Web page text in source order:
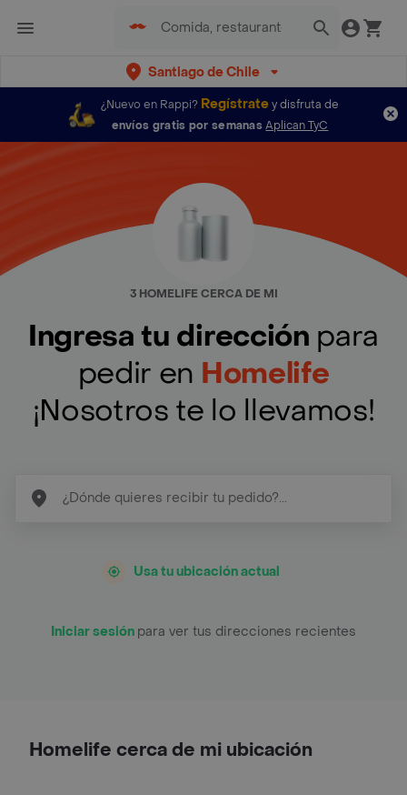
Santiago de Chile
¿Nuevo en Rappi? Regístratey disfruta de
envíos gratis por semanas Aplican TyC
3 HOMELIFE CERCA DE MI
Ingresa tu dirección para
pedir en Homelife
¡Nosotros te lo llevamos!
Usa tu ubicación actual
Iniciar sesión para ver tus direcciones recientes
Homelife cerca de mi ubicación